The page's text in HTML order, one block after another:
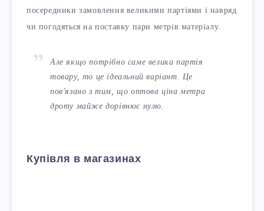
посередники замовлення великими партіями і навряд
чи погодяться на поставку пари метрів матеріалу.
Але якщо потрібно саме велика партія
товару, то це ідеальний варіант. Це
пов'язано з тим, що оптова ціна метра
дроту майже дорівнює нулю.
Купівля в магазинах